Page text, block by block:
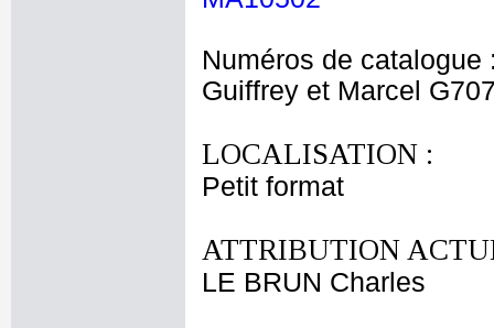
Numéros de catalogue
Guiffrey et Marcel
LOCALISATION :
Petit format
ATTRIBUTION
LE BRUN Charles